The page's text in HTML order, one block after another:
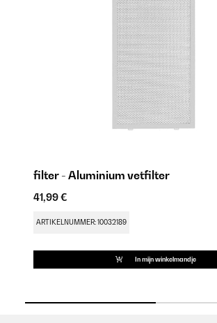
filter - Aluminium vetfilter
41,99 €
ARTIKELNUMMER: 10032189
In mijn winkelmandje